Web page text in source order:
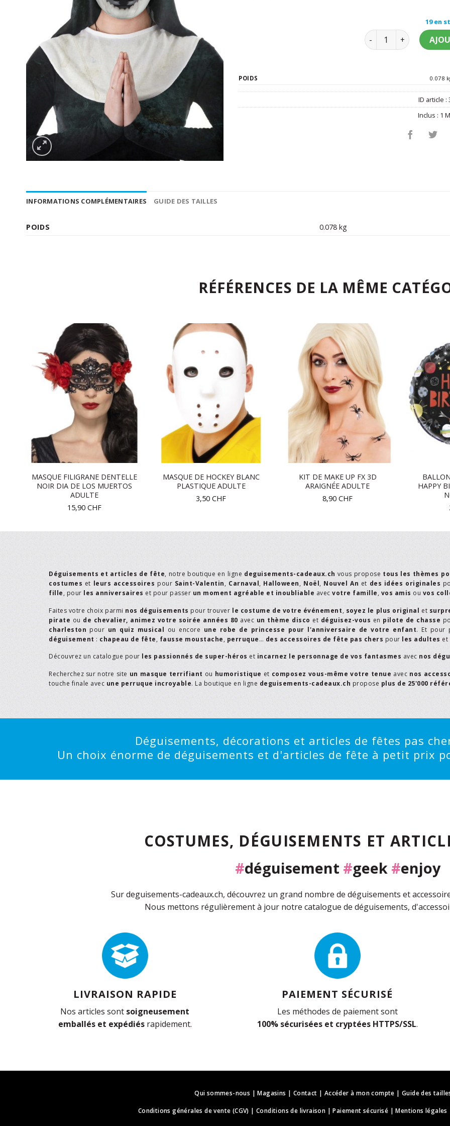
19 en
quantité de Masque
POIDS 0.078
ID article :
Inclus : 1
INFORMATIONS COMPLÉMENTAIRES GUIDE DES TAILLES
POIDS 0.078 kg
RÉFÉRENCES DE LA MÊME
MASQUE FILIGRANE DENTELLE
NOIR DIA DE LOS MUERTOS
ADULTE
15,90 CHF
MASQUE DE HOCKEY BLANC
PLASTIQUE ADULTE
3,50 CHF
KIT DE MAKE UP FX 3D
ARAIGNÉE ADULTE
8,90 CHF
HAPPY
Déguisements et articles de fête, notre boutique en ligne deguisements-cadeaux.ch vous propose tous les thèmes
costumes et leurs accessoires pour Saint-Valentin, Carnaval, Halloween, Noël, Nouvel An et des idées originales
fille, pour les anniversaires et pour passer un moment agréable et inoubliable avec votre famille, vos amis ou vos
Faites votre choix parmi nos déguisements pour trouver le costume de votre événement, soyez le plus original et
pirate ou de chevalier, animez votre soirée années 80 avec un thème disco et déguisez-vous en pilote de chasse
charleston pour un quiz musical ou encore une robe de princesse pour l'anniversaire de votre enfant. Et pour
déguisement : chapeau de fête, fausse moustache, perruque… des accessoires de fête pas chers pour les adultes et
Découvrez un catalogue pour les passionnés de super-héros et incarnez le personnage de vos fantasmes avec nos
Recherchez sur notre site un masque terrifiant ou humoristique et composez vous-même votre tenue avec nos
touche finale avec une perruque incroyable. La boutique en ligne deguisements-cadeaux.ch propose plus de 25'000
Déguisements, décorations et articles de fêtes pas
Un choix énorme de déguisements et d'articles de fête à petit prix
COSTUMES, DÉGUISEMENTS ET
#déguisement #geek #enjoy
Sur deguisements-cadeaux.ch, découvrez un grand nombre de déguisements et
Nous mettons régulièrement à jour notre catalogue de déguisements,
LIVRAISON RAPIDE
Nos articles sont soigneusement
emballés et expédiésrapidement.
PAIEMENT SÉCURISÉ
Les méthodes de paiement sont
100% sécurisées et cryptées HTTPS/SSL.
Qui sommes-nous |Magasins | Contact | Accéder à mon compte |Guide des
Conditions générales de vente (CGV) | Conditions de livraison |Paiement sécurisé |Mentions légales